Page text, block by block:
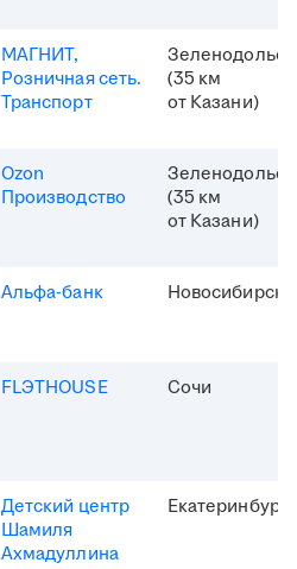
МАГНИТ,
Розничная сеть.
Транспорт
Зеленодольск
(35 км
от Казани)
Ozon
Производство
Зеленодольск
(35 км
от Казани)
Альфа-банк Новосибирск
FLЭTHOUSE Сочи
Детский центр
Шамиля
Ахмадуллина
Екатеринбург